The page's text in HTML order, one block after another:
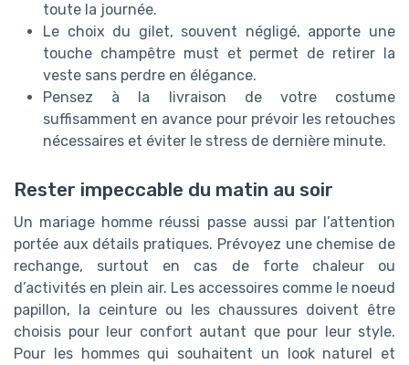
toute la journée.
Le choix du gilet, souvent négligé, apporte une
touche champêtre must et permet de retirer la
veste sans perdre en élégance.
Pensez à la livraison de votre costume
suffisamment en avance pour prévoir les retouches
nécessaires et éviter le stress de dernière minute.
Rester impeccable du matin au soir
Un mariage homme réussi passe aussi par l’attention
portée aux détails pratiques. Prévoyez une chemise de
rechange, surtout en cas de forte chaleur ou
d’activités en plein air. Les accessoires comme le noeud
papillon, la ceinture ou les chaussures doivent être
choisis pour leur confort autant que pour leur style.
Pour les hommes qui souhaitent un look naturel et